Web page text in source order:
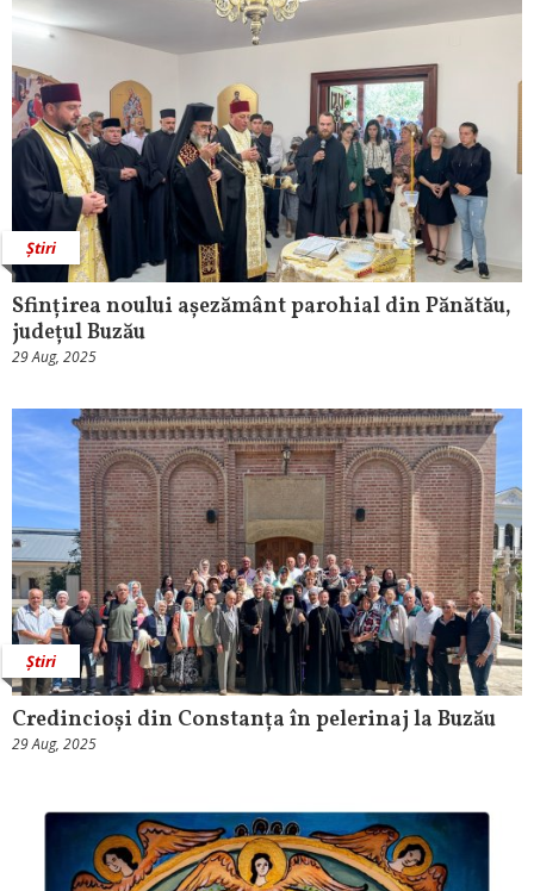
Știri
Sfințirea noului așezământ parohial din Pănătău,
județul Buzău
29 Aug, 2025
Știri
Credincioși din Constanța în pelerinaj la Buzău
29 Aug, 2025